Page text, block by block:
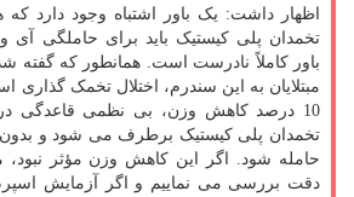
اظهار داشت: یک باور اشتباه وجود دارد که
تخمدان پلی کیستیک باید برای حاملگی آی
باور کاملاً نادرست است. همانطور که گفته
مبتلایان به این سندرم، اختلال تخمک گذاری
10 درصد کاهش وزن، بی نظمی قاعدگی در
تخمدان پلی کیستیک برطرف می شود و بدون
حامله شود. اگر این کاهش وزن مؤثر نبود،
دقت بررسی می نماییم و اگر آزمایش اسپرم